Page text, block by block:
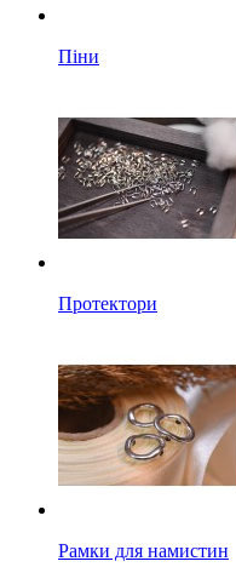
Піни
Протектори
Рамки для намистин